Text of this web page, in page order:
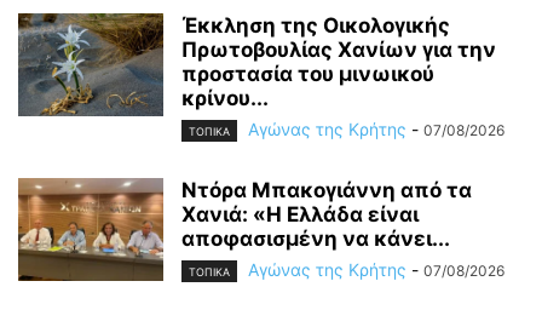
Έκκληση της Οικολογικής
Πρωτοβουλίας Χανίων για την
προστασία του μινωικού
κρίνου...
ΤΟΠΙΚΑ Αγώνας της Κρήτης - 07/08/2026
Ντόρα Μπακογιάννη από τα
Χανιά: «Η Ελλάδα είναι
αποφασισμένη να κάνει...
ΤΟΠΙΚΑ Αγώνας της Κρήτης - 07/08/2026